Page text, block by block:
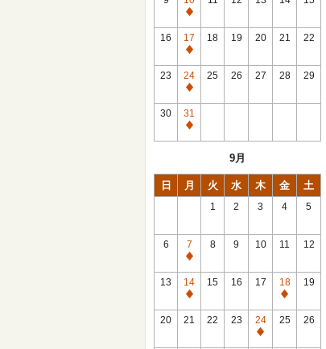
日
休
館
日
16
17
休
館
日
18 19 20 21 22
23
24
休
館
日
25 26 27 28 29
30
31
休
9月
日 月 火 水 木 金 土
1 2 3 4 5
6
7
休
館
日
8 9 10 11 12
13
14
休
館
15 16 17
18
休
館
19
20 21 22 23
24
休
25 26